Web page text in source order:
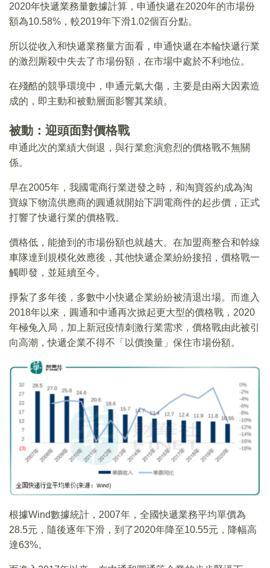
2020年快遞業務量數據計算，申通快遞在2020年的市場份
額為10.58%，較2019年下滑1.02個百分點。
所以從收入和快遞業務量方面看，申通快遞在本輪快遞行業
的激烈厮殺中失去了市場份額，在市場中處於不利地位。
在殘酷的競爭環境中，申通元氣大傷，主要是由兩大因素造
成的，即主動和被動層面影響其業績。
被動：迎頭面對價格戰
申通此次的業績大倒退，與行業愈演愈烈的價格戰不無關
係。
早在2005年，我國電商行業迸發之時，和淘寶簽約成為淘
寶線下物流供應商的圓通就開始下調電商件的起步價，正式
打響了快遞行業的價格戰。
價格低，能搶到的市場份額也就越大。在加盟商整合和幹線
車隊達到規模化效應後，其他快遞企業紛紛接招，價格戰一
觸即發，並延續至今。
掙紮了多年後，多數中小快遞企業紛紛被清退出場。而進入
2018年以來，圓通和中通再次掀起更大型的價格戰，2020
年極兔入局，加上新冠疫情刺激行業需求，價格戰由此被引
向高潮，快遞企業不得不「以價換量」保住市場份額。
根據Wind數據統計，2007年，全國快遞業務平均單價為
28.5元，隨後逐年下滑，到了2020年降至10.55元，降幅高
達63%。